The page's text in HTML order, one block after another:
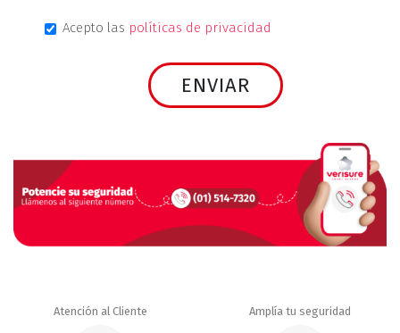
Acepto las políticas de privacidad
Atención al Cliente Amplía tu seguridad